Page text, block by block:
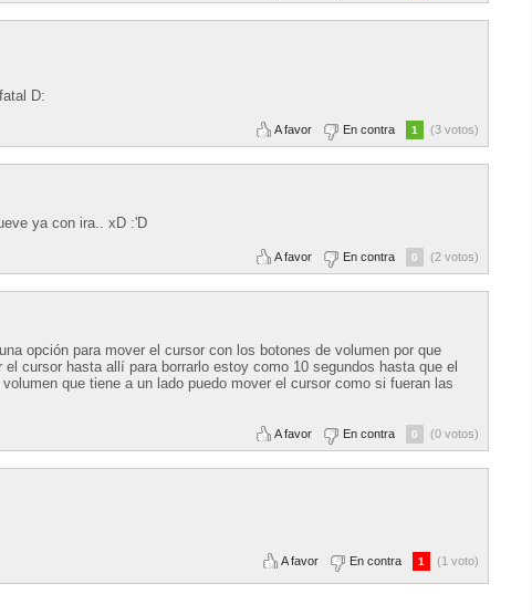
D:
A favor En contra 1 (3 votos)
ya con ira.. xD :'D
A favor En contra 0 (2 votos)
opción para mover el cursor con los botones de volumen por que
cursor hasta allí para borrarlo estoy como 10 segundos hasta que el
que tiene a un lado puedo mover el cursor como si fueran las
A favor En contra 0 (0 votos)
A favor En contra 1 (1 voto)